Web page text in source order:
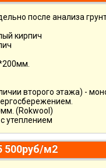
после анализа
кирпич
второго этажа) -
(Rokwool)
утеплением
500руб/м2